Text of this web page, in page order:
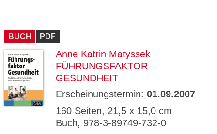
BUCH PDF
Anne Katrin Matyssek
FÜHRUNGSFAKTOR
GESUNDHEIT
Erscheinungstermin: 01.09.2007
160 Seiten, 21,5 x 15,0 cm
Buch, 978-3-89749-732-0